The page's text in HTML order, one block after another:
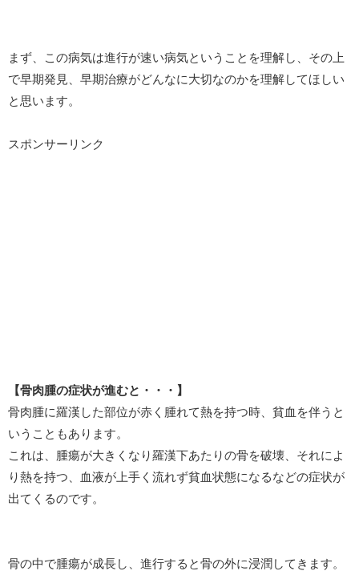
まず、この病気は進行が速い病気ということを理解し、その上
で早期発見、早期治療がどんなに大切なのかを理解してほしい
と思います。
スポンサーリンク
【骨肉腫の症状が進むと・・・】
骨肉腫に羅漢した部位が赤く腫れて熱を持つ時、貧血を伴うと
いうこともあります。
これは、腫瘍が大きくなり羅漢下あたりの骨を破壊、それによ
り熱を持つ、血液が上手く流れず貧血状態になるなどの症状が
出てくるのです。
骨の中で腫瘍が成長し、進行すると骨の外に浸潤してきます。